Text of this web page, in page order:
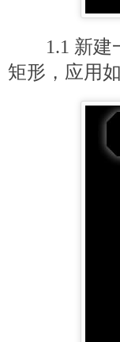
1.1 新建一
矩形，应用